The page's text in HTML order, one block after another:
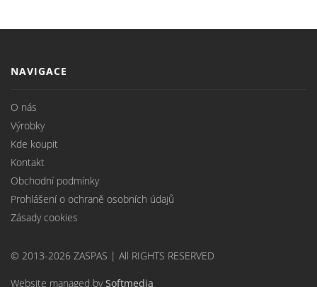
NAVIGACE
O nás
Výrobky
Kde koupit
Kontakt
Obchodní podmínky
Prohlášení o ochraně osobních údajů
Zásady cookies
© 2013-2026 ZASPAS | All RIGHTS RESERVED
Website managed bySoftmedia